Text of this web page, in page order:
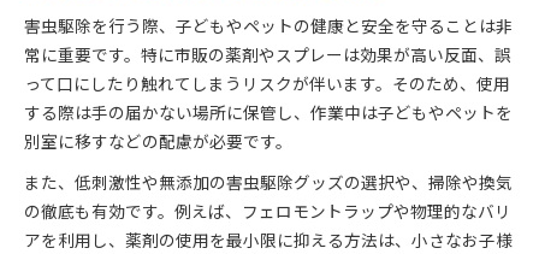
害虫駆除を行う際、子どもやペットの健康と安全を守ることは非
常に重要です。特に市販の薬剤やスプレーは効果が高い反面、誤
って口にしたり触れてしまうリスクが伴います。そのため、使用
する際は手の届かない場所に保管し、作業中は子どもやペットを
別室に移すなどの配慮が必要です。
また、低刺激性や無添加の害虫駆除グッズの選択や、掃除や換気
の徹底も有効です。例えば、フェロモントラップや物理的なバリ
アを利用し、薬剤の使用を最小限に抑える方法は、小さなお子様